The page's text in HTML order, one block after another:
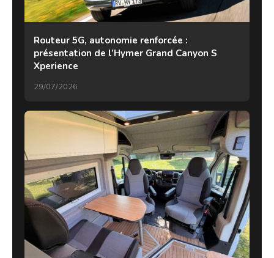
Routeur 5G, autonomie renforcée :
présentation de l’Hymer Grand Canyon S
Xperience
29/07/2026